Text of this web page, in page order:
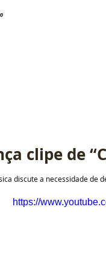
clipe de
discute a necessidade de
https://